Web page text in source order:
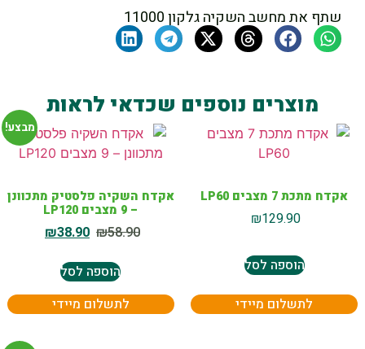
שתף את מחשב השקיה גלקון 11000
מוצרים נוספים שכדאי לראות
אקדח מתכת 7 מצבים LP60
₪129.90
הוספה לסל
לתשלום מיידי
מבצע!
אקדח השקיה פלסטיק מתכוונן
– 9 מצבים LP120
₪58.90
₪38.90
הוספה לסל
לתשלום מיידי